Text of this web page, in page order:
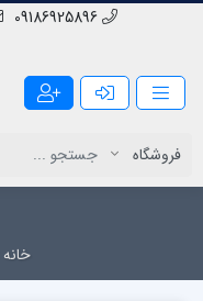
09186925896
خانه